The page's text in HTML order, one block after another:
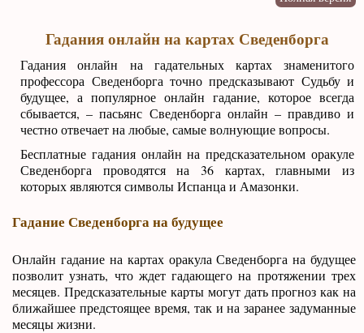
Гадания онлайн на картах Сведенборга
Гадания онлайн на гадательных картах знаменитого
профессора Сведенборга точно предсказывают Судьбу и
будущее, а популярное онлайн гадание, которое всегда
сбывается, – пасьянс Сведенборга онлайн – правдиво и
честно отвечает на любые, самые волнующие вопросы.
Бесплатные гадания онлайн на предсказательном оракуле
Сведенборга проводятся на 36 картах, главными из
которых являются символы Испанца и Амазонки.
Гадание Сведенборга на будущее
Онлайн гадание на картах оракула Сведенборга на будущее
позволит узнать, что ждет гадающего на протяжении трех
месяцев. Предсказательные карты могут дать прогноз как на
ближайшее предстоящее время, так и на заранее задуманные
месяцы жизни.